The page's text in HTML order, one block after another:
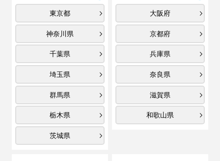
東京都
神奈川県
千葉県
埼玉県
群馬県
栃木県
茨城県
大阪府
京都府
兵庫県
奈良県
滋賀県
和歌山県